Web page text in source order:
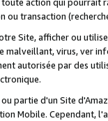
transaction
Site, afficher ou
virus, ver
autorisée par des
partie d'un Site
Mobile. Cependant,